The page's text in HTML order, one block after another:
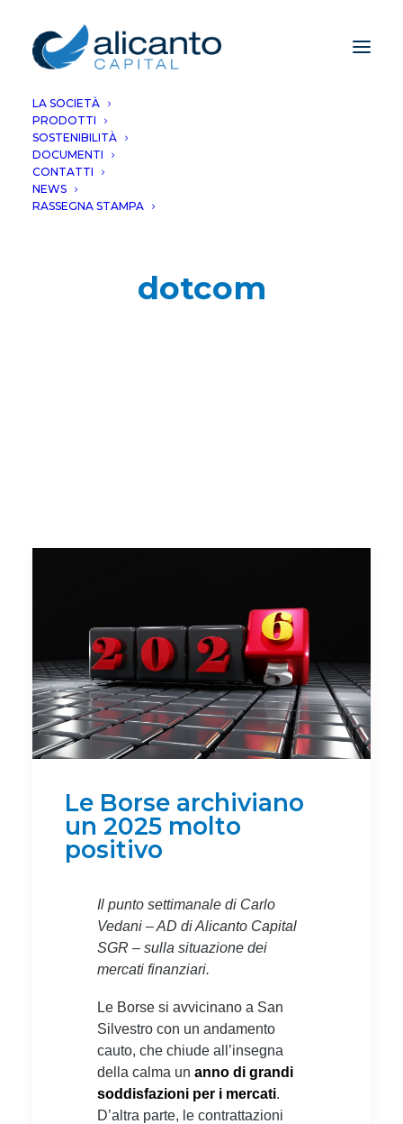
LA SOCIETÀ
PRODOTTI
SOSTENIBILITÀ
DOCUMENTI
CONTATTI
NEWS
RASSEGNA STAMPA
dotcom
Le Borse archiviano
un 2025 molto
positivo
Il punto settimanale di Carlo
Vedani – AD di Alicanto Capital
SGR – sulla situazione dei
mercati finanziari.
Le Borse si avvicinano a San
Silvestro con un andamento
cauto, che chiude all’insegna
della calma un anno di grandi
soddisfazioni per i mercati.
D’altra parte, le contrattazioni